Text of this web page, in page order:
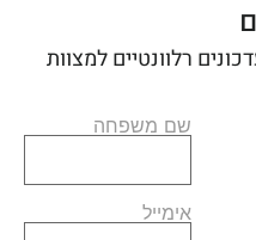
רלוונטיים למצוות
שם משפחה
אימייל